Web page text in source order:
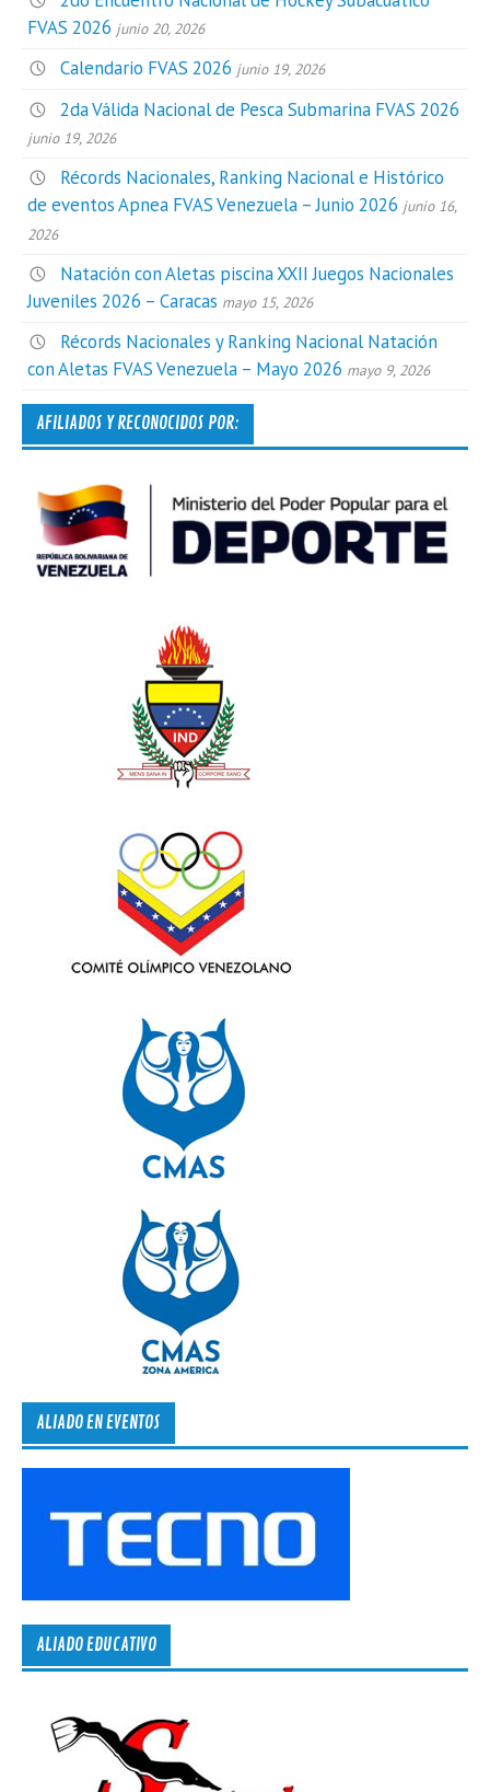
FVAS 2026 junio 20, 2026
Calendario FVAS 2026 junio 19, 2026
2da Válida Nacional de Pesca Submarina FVAS 2026
junio 19, 2026
Récords Nacionales, Ranking Nacional e Histórico
de eventos Apnea FVAS Venezuela – Junio 2026 junio 16,
2026
Natación con Aletas piscina XXII Juegos Nacionales
Juveniles 2026 – Caracas mayo 15, 2026
Récords Nacionales y Ranking Nacional Natación
con Aletas FVAS Venezuela – Mayo 2026 mayo 9, 2026
AFILIADOS Y RECONOCIDOS POR:
ALIADO EN EVENTOS
ALIADO EDUCATIVO